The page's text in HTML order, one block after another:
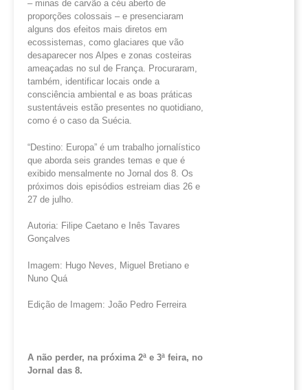
– minas de carvão a céu aberto de
proporções colossais – e presenciaram
alguns dos efeitos mais diretos em
ecossistemas, como glaciares que vão
desaparecer nos Alpes e zonas costeiras
ameaçadas no sul de França. Procuraram,
também, identificar locais onde a
consciência ambiental e as boas práticas
sustentáveis estão presentes no quotidiano,
como é o caso da Suécia.
“Destino: Europa” é um trabalho jornalístico
que aborda seis grandes temas e que é
exibido mensalmente no Jornal dos 8. Os
próximos dois episódios estreiam dias 26 e
27 de julho.
Autoria: Filipe Caetano e Inês Tavares
Gonçalves
Imagem: Hugo Neves, Miguel Bretiano e
Nuno Quá
Edição de Imagem: João Pedro Ferreira
A não perder, na próxima 2ª e 3ª feira, no
Jornal das 8.